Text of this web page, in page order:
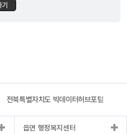
전북특별자치도 빅데이터허브포털
읍면 행정복지센터